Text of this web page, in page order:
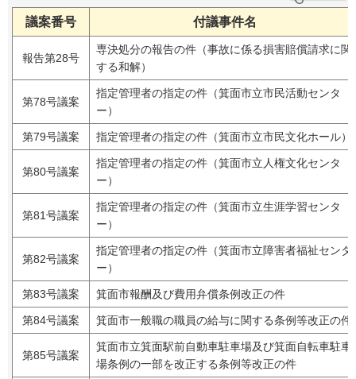
議案番号 付議事件名
報告第28号
専決処分の報告の件（事故に係る損害賠償請求に関
する和解）
第78号議案
指定管理者の指定の件（箕面市立市民活動センタ
ー）
第79号議案 指定管理者の指定の件（箕面市立市民文化ホール）
第80号議案
指定管理者の指定の件（箕面市立人権文化センタ
ー）
第81号議案
指定管理者の指定の件（箕面市立生涯学習センタ
ー）
第82号議案
指定管理者の指定の件（箕面市立障害者福祉センタ
ー）
第83号議案 箕面市報酬及び費用弁償条例改正の件
第84号議案 箕面市一般職の職員の給与に関する条例等改正の件
第85号議案
箕面市立箕面駅前自動車駐車場及び箕面自転車駐車
場条例の一部を改正する条例等改正の件